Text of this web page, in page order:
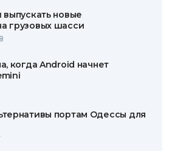
новые
грузовых шасси
когда Android начнет
портам Одессы для